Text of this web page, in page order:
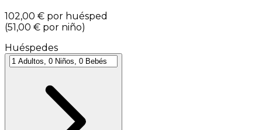
102,00 € por huésped
(51,00 € por niño)
Huéspedes